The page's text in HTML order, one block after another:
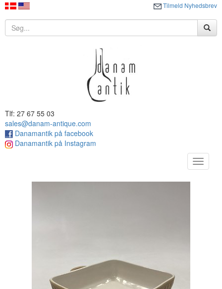
Tilmeld Nyhedsbrev
Tlf: 27 67 55 03
sales@danam-antique.com
Danamantik på facebook
Danamantik på Instagram
Toggle